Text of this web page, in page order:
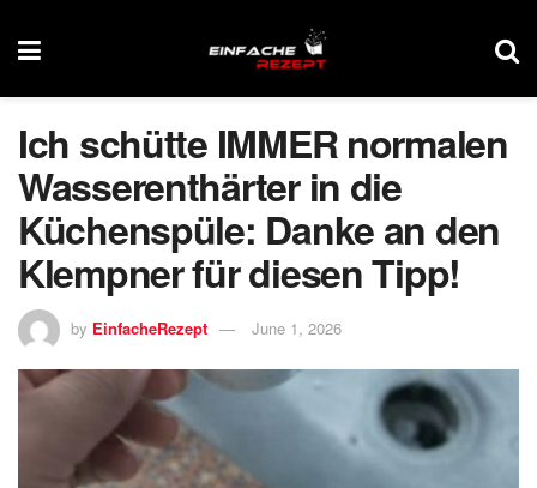
Ich schütte IMMER normalen
Wasserenthärter in die
Küchenspüle: Danke an den
Klempner für diesen Tipp!
by EinfacheRezept June 1, 2026